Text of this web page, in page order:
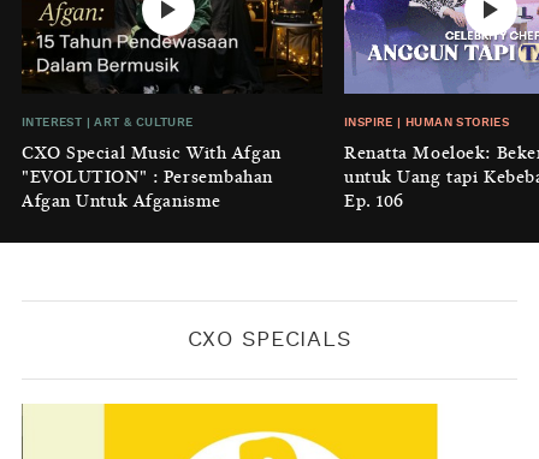
No Place Like: Camping Ground
Cidulang
KONTRIBUTOR CXO MEDIA
GENERAL KNOWLEDGE
Luruhnya Daun Terakhir: Kala
'Benteng Alam' yang Tak Lagi Bisa
Melindungi
BYKONTRIBUTOR CXO MEDIA
INTEREST |ART & CULTURE
CXO Special Music With Afgan
"EVOLUTION" : Persembahan
Afgan Untuk Afganisme
INSPIRE HUMAN STORIES
Renatta Moeloek:
untuk Uang tapi
Ep. 106
CXO SPECIALS